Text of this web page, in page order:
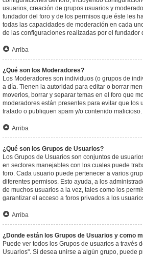
usuarios, creación de grupos usuarios y
fundador del foro y de los permisos que éste les
todas las capacidades de moderación en cada
de las configuraciones realizadas por el fundador
Arriba
¿Qué son los Moderadores?
Los Moderadores son individuos (o grupos de
a día. Tienen la autoridad para editar o borrar
moverlos, borrar y separar temas en el foro que
moderadores están presentes para evitar que los
tratado o publiquen spam y/o contenido malicioso.
Arriba
¿Qué son los Grupos de Usuarios?
Los Grupos de Usuarios son conjuntos de
en sectores manejables con los cuales puede
foro. Cada usuario puede pertenecer a varios
diferentes permisos. Esto ayuda, a los
de muchos usuarios a la vez, tales como los
garantizar el acceso a foros privados a los
Arriba
¿Donde están los Grupos de Usuarios y como
Puede ver todos los Grupos de usuarios a través
Usuarios". Si desea unirse a algún grupo, puede